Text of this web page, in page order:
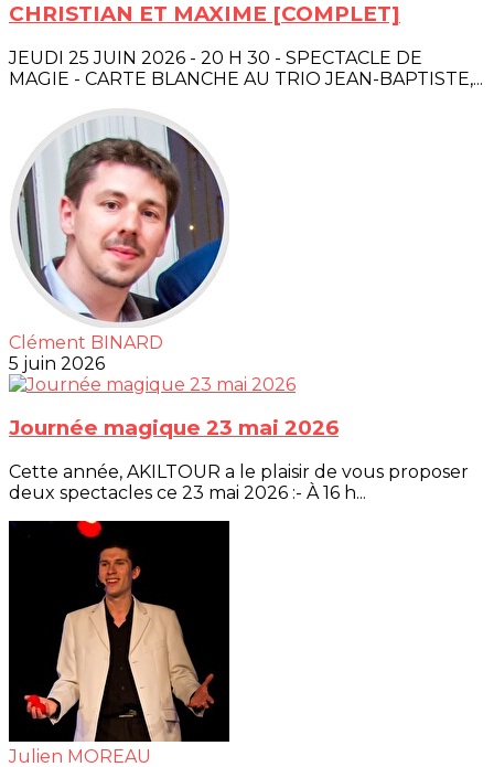
CHRISTIAN ET MAXIME [COMPLET]
JEUDI 25 JUIN 2026 - 20 H 30 - SPECTACLE DE
MAGIE - CARTE BLANCHE AU TRIO JEAN-BAPTISTE,...
Clément BINARD
5 juin 2026
Journée magique 23 mai 2026
Cette année, AKILTOUR a le plaisir de vous proposer
deux spectacles ce 23 mai 2026 :- À 16 h...
Julien MOREAU